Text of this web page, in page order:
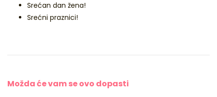
Srećan dan žena!
Srećni praznici!
Možda će vam seovo dopasti